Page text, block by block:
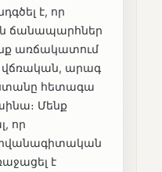
է, որ
ճանապարհներ
առճակատում
վճռական, արագ
հետագա
Մենք
որ
է